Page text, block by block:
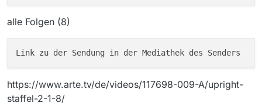
alle Folgen (8)
https://www.arte.tv/de/videos/117698-009-A/upright-
staffel-2-1-8/